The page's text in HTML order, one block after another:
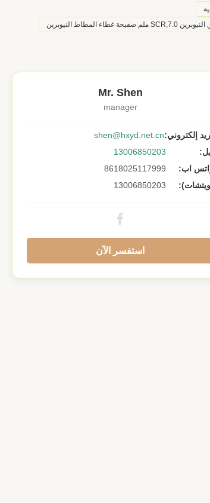
Mr. Shen
manager
إلكتروني:shen@hxyd.net.cn
13006850203
اب:
8618025117999
13006850203
استفسر الآن